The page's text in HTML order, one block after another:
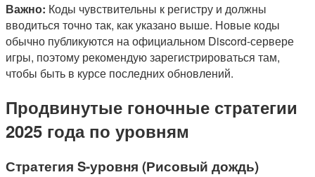
Важно: Коды чувствительны к регистру и должны
вводиться точно так, как указано выше. Новые коды
обычно публикуются на официальном Discord-сервере
игры, поэтому рекомендую зарегистрироваться там,
чтобы быть в курсе последних обновлений.
Продвинутые гоночные стратегии
2025 года по уровням
Стратегия S-уровня (Рисовый дождь)